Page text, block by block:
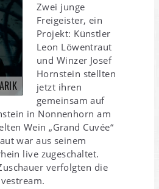
Zwei junge
Freigeister, ein
Projekt: Künstler
Leon Löwentraut
und Winzer Josef
Hornstein stellten
jetzt ihren
gemeinsam auf
in Nonnenhorn am
Wein „Grand Cuvée“
war aus seinem
live zugeschaltet.
verfolgten die